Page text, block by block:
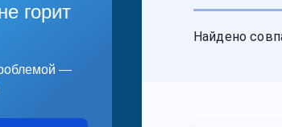
горит
—